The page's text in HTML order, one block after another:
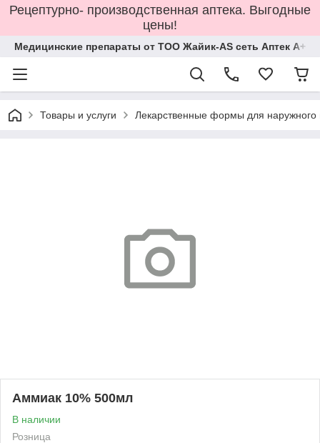
Рецептурно- производственная аптека. Выгодные
цены!
Медицинские препараты от ТОО Жайик-AS сеть Аптек А+
Товары и услуги Лекарственные формы для
Аммиак 10% 500мл
В наличии
Розница